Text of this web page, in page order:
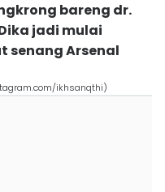
bareng dr.
jadi mulai
senang Arsenal
ikhsanqthi)